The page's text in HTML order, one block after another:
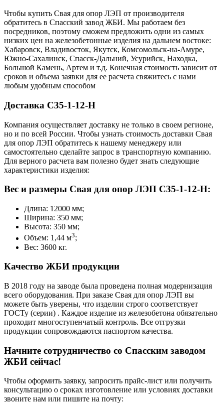
Чтобы купить Свая для опор ЛЭП от производителя
обратитесь в Cпасский завод ЖБИ. Мы работаем без
посредников, поэтому сможем предложить одни из самых
низких цен на железобетонные изделия на дальнем востоке:
Хабаровск, Владивосток, Якутск, Комсомольск-на-Амуре,
Южно-Сахалинск, Спасск-Дальний, Усурийск, Находка,
Большой Камень, Артем и т.д. Конечная стоимость зависит от
сроков и объема заявки для ее расчета свяжитесь с нами
любым удобным способом
Доставка С35-1-12-Н
Компания осуществляет доставку не только в своем регионе,
но и по всей России. Чтобы узнать стоимость доставки Свая
для опор ЛЭП обратитесь к нашему менеджеру или
самостоятельно сделайте запрос в транспортную компанию.
Для верного расчета вам полезно будет знать следующие
характеристики изделия:
Вес и размеры Свая для опор ЛЭП С35-1-12-Н:
Длина: 12000 мм;
Ширина: 350 мм;
Высота: 350 мм;
Объем: 1,44 м3;
Вес: 3600 кг.
Качество ЖБИ продукции
В 2018 году на заводе была проведена полная модернизация
всего оборудования. При заказе Свая для опор ЛЭП вы
можете быть уверены, что изделии строго соответствует
ГОСТу (серии) . Каждое изделие из железобетона обязательно
проходит многоступенчатый контроль. Все отгрузки
продукции сопровождаются паспортом качества.
Начните сотрудничество со Cпасским заводом
ЖБИ сейчас!
Чтобы оформить заявку, запросить прайс-лист или получить
консультацию о сроках изготовление или условиях доставки
звоните нам или пишите на почту: